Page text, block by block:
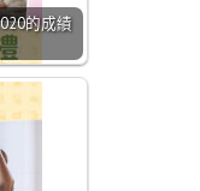
的成績